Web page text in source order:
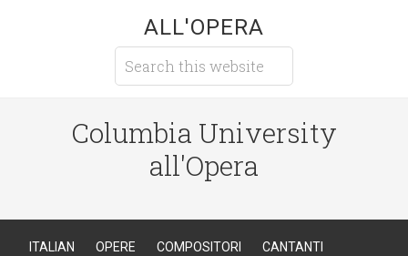
ALL'OPERA
Columbia University
all'Opera
ITALIAN OPERE COMPOSITORI CANTANTI